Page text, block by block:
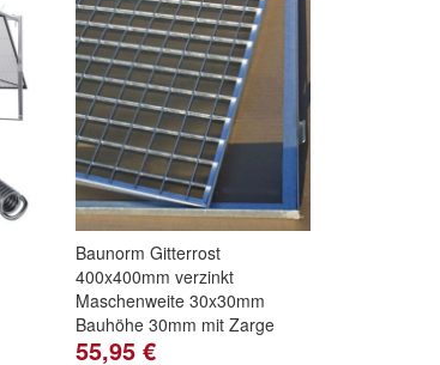
Baunorm Gitterrost
400x400mm verzinkt
Maschenweite 30x30mm
Bauhöhe 30mm mit Zarge
55,95 €